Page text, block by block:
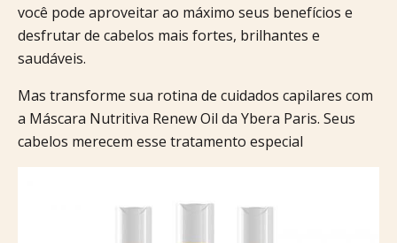
você pode aproveitar ao máximo seus benefícios e
desfrutar de cabelos mais fortes, brilhantes e
saudáveis.
Mas transforme sua rotina de cuidados capilares com
a Máscara Nutritiva Renew Oil da Ybera Paris. Seus
cabelos merecem esse tratamento especial